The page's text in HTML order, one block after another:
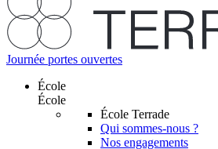
Journée portes ouvertes
École
École
École Terrade
Qui sommes-nous ?
Nos engagements